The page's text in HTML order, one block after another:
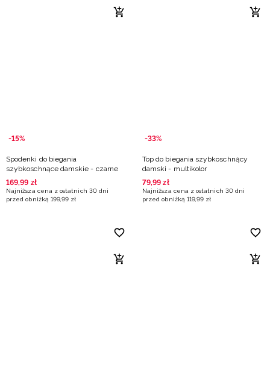
-15%
Spodenki do biegania
szybkoschnące damskie - czarne
169,99 zł
Najniższa cena z ostatnich 30 dni
przed obniżką 199,99 zł
-33%
Top do biegania szybkoschnący
damski - multikolor
79,99 zł
Najniższa cena z ostatnich 30 dni
przed obniżką 119,99 zł